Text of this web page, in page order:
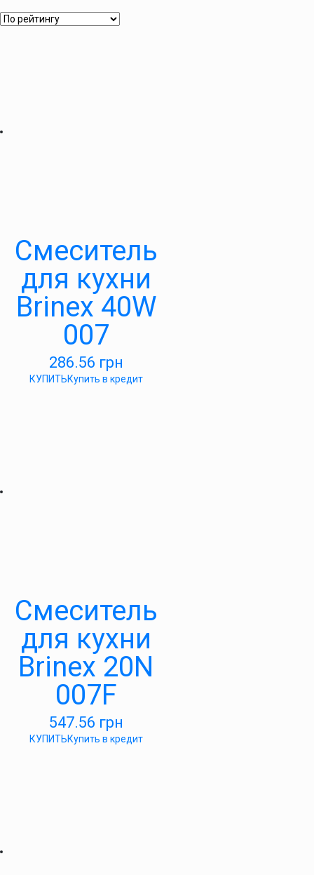
Смеситель
для кухни
Brinex 40W
007
286.56 грн
КУПИТЬКупить в кредит
Смеситель
для кухни
Brinex 20N
007F
547.56 грн
КУПИТЬКупить в кредит